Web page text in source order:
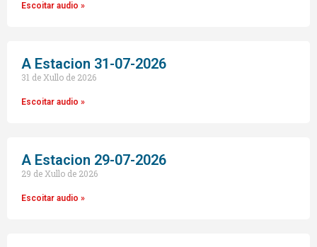
Escoitar audio »
A Estacion 31-07-2026
31 de Xullo de 2026
Escoitar audio »
A Estacion 29-07-2026
29 de Xullo de 2026
Escoitar audio »